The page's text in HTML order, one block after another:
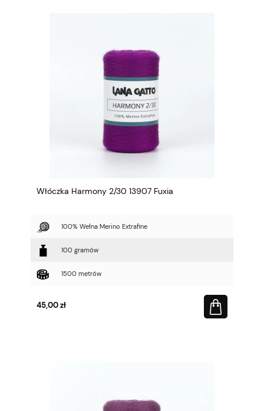
Włóczka Harmony 2/30 13907 Fuxia
100% Wełna Merino Extrafine
100 gramów
1500 metrów
45,00 zł